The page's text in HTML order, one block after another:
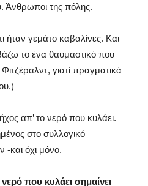
Άνθρωποι της πόλης.
ήταν γεμάτο καβαλίνες. Και
το ένα θαυμαστικό που
γιατί πραγματικά
απ’ το νερό που κυλάει.
στο συλλογικό
και όχι μόνο.
που κυλάει σημαίνει